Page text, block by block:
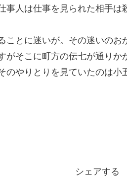
事人は仕事を見られた相手
とに迷いが。その迷いのお
がそこに町方の伝七が通り
のやりとりを見ていたのは
シェアする